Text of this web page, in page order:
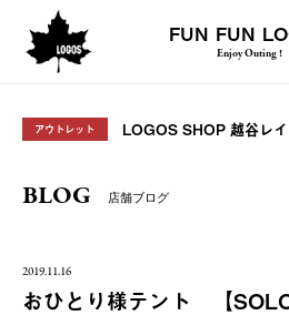
FUN FUN
Enjoy Outing !
アウトレット LOGOS SHOP 越谷レ
BLOG 店舗ブログ
2019.11.16
おひとり様テント 【